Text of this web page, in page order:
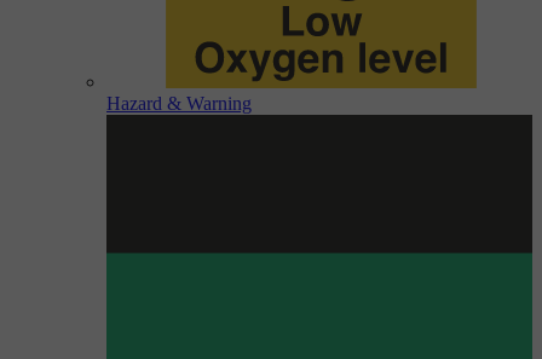
Hazard & Warning